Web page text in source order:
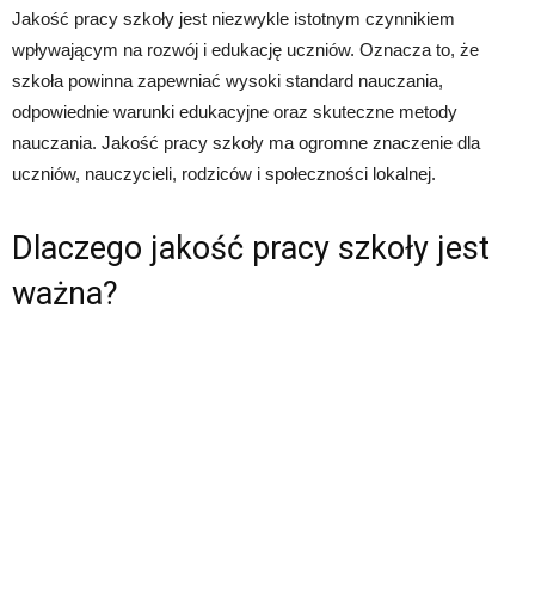
Jakość pracy szkoły jest niezwykle istotnym czynnikiem
wpływającym na rozwój i edukację uczniów. Oznacza to, że
szkoła powinna zapewniać wysoki standard nauczania,
odpowiednie warunki edukacyjne oraz skuteczne metody
nauczania. Jakość pracy szkoły ma ogromne znaczenie dla
uczniów, nauczycieli, rodziców i społeczności lokalnej.
Dlaczego jakość pracy szkoły jest
ważna?